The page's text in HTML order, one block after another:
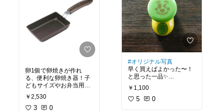
卵1個で卵焼きが作れ
る、便利な卵焼き器！子
どもサイズやお弁当用の
卵焼きを作るのに、重宝
してます。鉄製でお手入
れが難しいかなと心配だ
￥2,530
3 0
#オリジナル写真
早く買えばよかった〜！
と思った一品✨
お財布に優しい価格のも
のを使ったこともあった
けど、切れ味が悪くてボ
￥1,100
5 0